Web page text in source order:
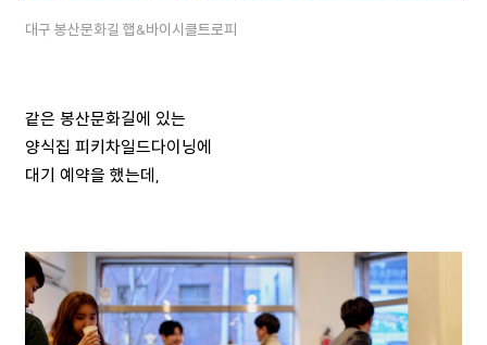
대구 봉산문화길 햅&바이시클트로피
같은 봉산문화길에 있는
양식집 피키차일드다이닝에
대기 예약을 했는데,